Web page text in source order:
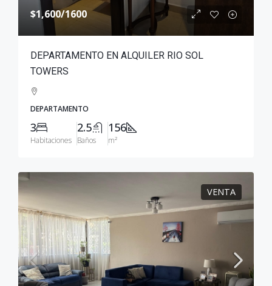
$1,600/1600
DEPARTAMENTO EN ALQUILER RIO SOL
TOWERS
DEPARTAMENTO
3
Habitaciones
2.5
Baños
156
m²
VENTA